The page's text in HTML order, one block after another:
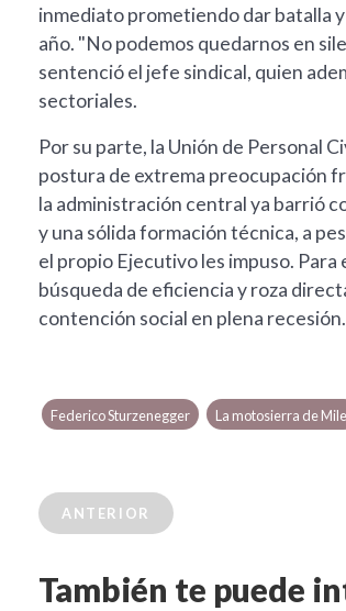
inmediato prometiendo dar batalla
año. "No podemos quedarnos en
sentenció el jefe sindical, quien
sectoriales.
Por su parte, la Unión de Personal
postura de extrema preocupación
la administración central ya barrió
y una sólida formación técnica, a
el propio Ejecutivo les impuso.
búsqueda de eficiencia y roza
contención social en plena recesión.
Federico Sturzenegger La motosierra de
ANTERIOR
También te puede